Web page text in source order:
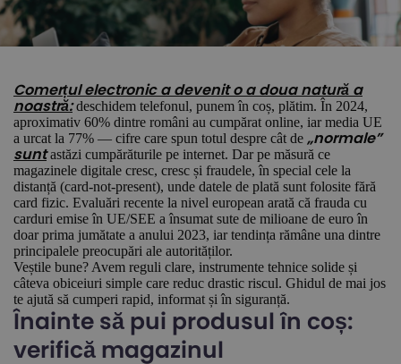
Comerțul electronic a devenit o a doua natură a
noastră:deschidem telefonul, punem în coș, plătim. În 2024,
aproximativ 60% dintre români au cumpărat online, iar media UE
a urcat la 77% — cifre care spun totul despre cât de „normale”
suntastăzi cumpărăturile pe internet. Dar pe măsură ce
magazinele digitale cresc, cresc și fraudele, în special cele la
distanță (card-not-present), unde datele de plată sunt folosite fără
card fizic. Evaluări recente la nivel european arată că frauda cu
carduri emise în UE/SEE a însumat sute de milioane de euro în
doar prima jumătate a anului 2023, iar tendința rămâne una dintre
principalele preocupări ale autorităților.
Veștile bune? Avem reguli clare, instrumente tehnice solide și
câteva obiceiuri simple care reduc drastic riscul. Ghidul de mai jos
te ajută să cumperi rapid, informat și în siguranță.
Înainte să pui produsul în coș:
verifică magazinul